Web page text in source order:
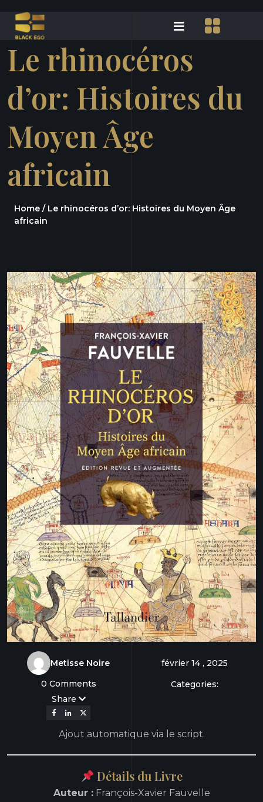
Le rhinocéros
d’or: Histoires du
Moyen Âge
africain
Home / Le rhinocéros d’or: Histoires du Moyen Âge
africain
Metisse Noire
février 14 , 2025
0 Comments
Categories:
Share
Ajout automatique via le script.
Détails du Livre
Auteur :François-Xavier Fauvelle